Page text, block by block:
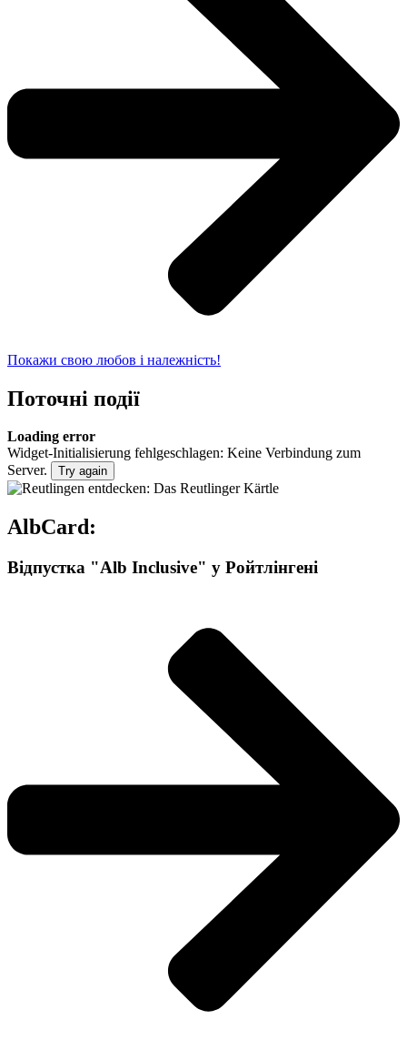
Покажи свою любов і належність!
Поточні події
Loading error
Widget-Initialisierung fehlgeschlagen: Keine Verbindung zum
Server.
Try again
AlbCard:
Відпустка "Alb Inclusive" у Ройтлінгені